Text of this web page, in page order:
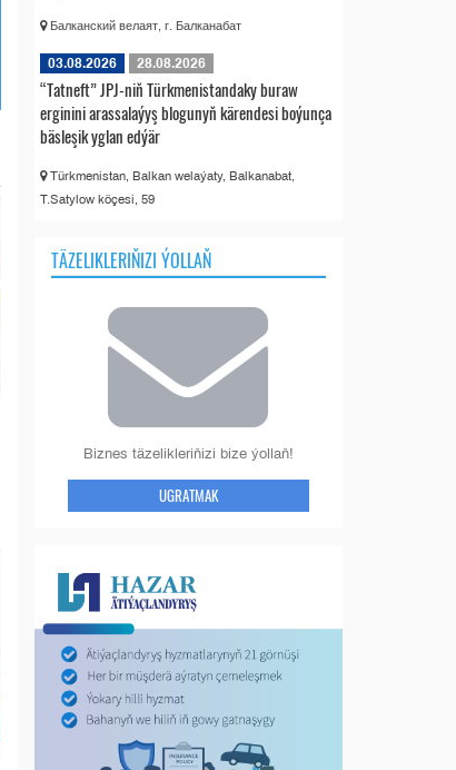
Балканский велаят, г. Балканабат
03.08.2026 28.08.2026
“Tatneft” JPJ-niň Türkmenistandaky buraw
erginini arassalaýyş blogunyň kärendesi boýunça
bäsleşik yglan edýär
Türkmenistan, Balkan welaýaty, Balkanabat,
T.Satylow köçesi, 59
TÄZELIKLERIŇIZI ÝOLLAŇ
Biznes täzelikleriňizi bize ýollaň!
UGRATMAK